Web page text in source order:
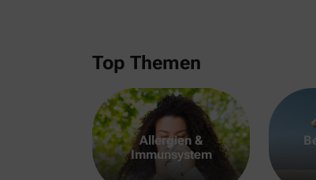
Top Themen
Allergien &
Immunsystem